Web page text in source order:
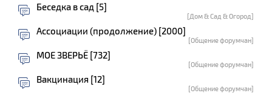
Беседка в сад [5]
[Дом & Сад & Огород]
Ассоциации (продолжение) [2000]
[Общение форумчан]
МОЕ ЗВЕРЬЁ [732]
[Общение форумчан]
Вакцинация [12]
[Общение форумчан]